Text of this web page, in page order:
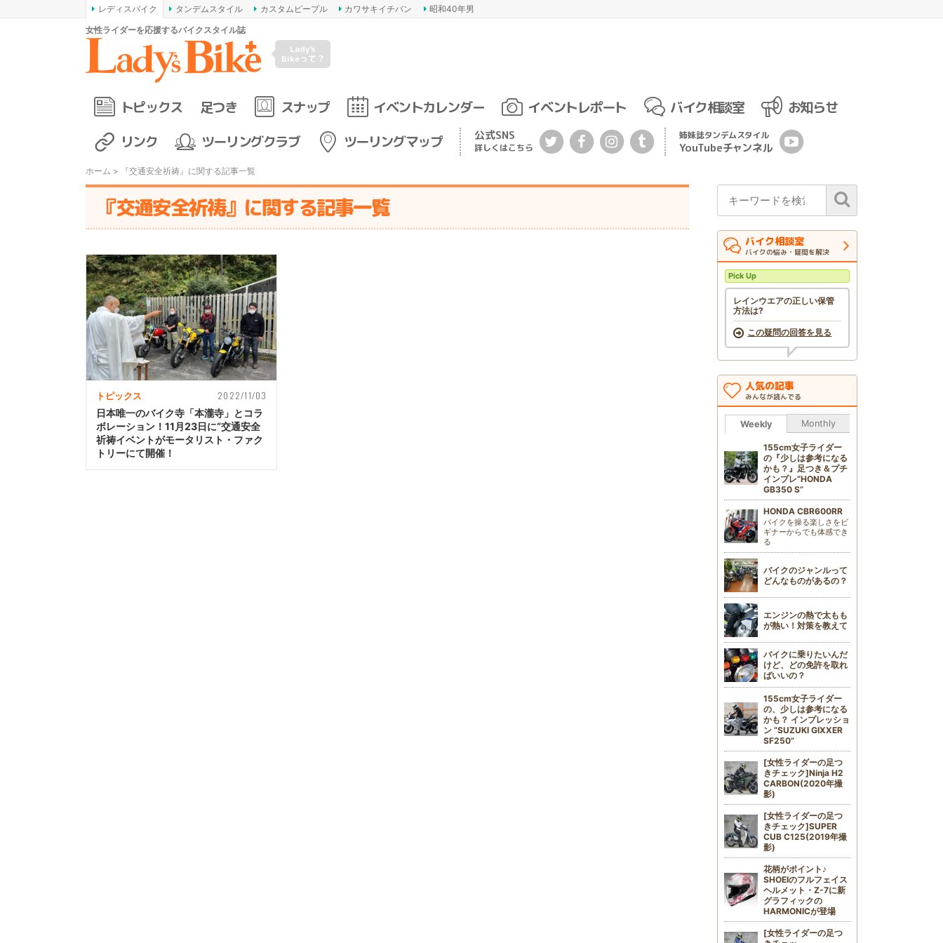
レディスバイク タンデムスタイル カスタムピープル カワサキイチバン
昭和40年男
女性ライダーを応援するバイクスタイル誌
Lady's
Bikeって？
トピックス 足つき スナップ イベントカレンダー イベントレポート バイク相談室
お知らせ
リンク
ツーリングクラブ ツーリングマップ 公式SNS
詳しくはこちら
姉妹誌タンデムスタイル
YouTubeチャンネル
ホーム > 『交通安全祈祷』に関する記事一覧
『交通安全祈祷』に関する記事一覧
トピックス 2022/11/03
日本唯一のバイク寺「本瀧寺」とコラ
ボレーション！11月23日に“交通安全
祈祷イベントがモータリスト・ファク
トリーにて開催！
バイク相談室
バイクの悩み・疑問を解決
Pick Up
レインウエアの正しい保管
方法は?
この疑問の回答を見る
人気の記事
みんなが読んでる
Weekly Monthly
155cm女子ライダー
の『少しは参考になる
かも？』足つき＆プチ
インプレ“HONDA
GB350 S”
HONDA CBR600RR
バイクを操る楽しさをビ
ギナーからでも体感でき
る
バイクのジャンルって
どんなものがあるの？
エンジンの熱で太もも
が熱い！対策を教えて
バイクに乗りたいんだ
けど、どの免許を取れ
ばいいの？
155cm女子ライダー
の、少しは参考になる
かも？ インプレッショ
ン “SUZUKI GIXXER
SF250”
[女性ライダーの足つ
きチェック]Ninja H2
CARBON(2020年撮
影)
[女性ライダーの足つ
きチェック]SUPER
CUB C125(2019年撮
影)
花柄がポイント♪
SHOEIのフルフェイス
ヘルメット・Z-7に新
グラフィックの
HARMONICが登場
[女性ライダーの足つ